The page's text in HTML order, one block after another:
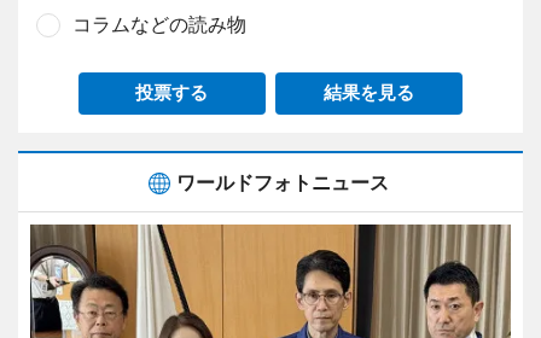
コラムなどの読み物
投票する 結果を見る
ワールドフォトニュース